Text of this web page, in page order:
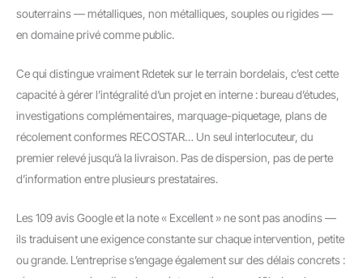
souterrains — métalliques, non métalliques, souples ou rigides —
en domaine privé comme public.
Ce qui distingue vraiment Rdetek sur le terrain bordelais, c’est cette
capacité à gérer l’intégralité d’un projet en interne : bureau d’études,
investigations complémentaires, marquage-piquetage, plans de
récolement conformes RECOSTAR… Un seul interlocuteur, du
premier relevé jusqu’à la livraison. Pas de dispersion, pas de perte
d’information entre plusieurs prestataires.
Les 109 avis Google et la note « Excellent » ne sont pas anodins —
ils traduisent une exigence constante sur chaque intervention, petite
ou grande. L’entreprise s’engage également sur des délais concrets :